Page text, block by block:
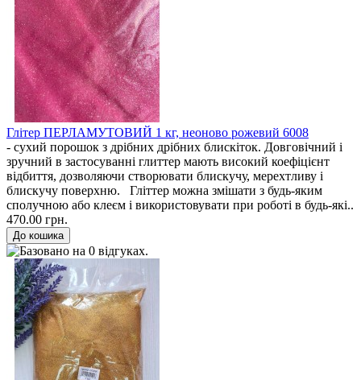
Глітер ПЕРЛАМУТОВИЙ 1 кг, неоново рожевий 6008
- сухий порошок з дрібних дрібних блискіток. Довговічний і
зручний в застосуванні глиттер мають високий коефіцієнт
відбиття, дозволяючи створювати блискучу, мерехтливу і
блискучу поверхню. Гліттер можна змішати з будь-яким
сполучною або клеєм і використовувати при роботі в будь-які..
470.00 грн.